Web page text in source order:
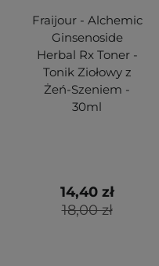
Fraijour - Alchemic
Ginsenoside
Herbal Rx Toner -
Tonik Ziołowy z
Żeń-Szeniem -
30ml
18,00 zł
14,40 zł